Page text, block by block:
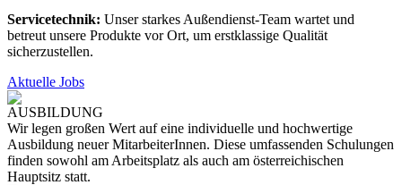
Servicetechnik: Unser starkes Außendienst-Team wartet und
betreut unsere Produkte vor Ort, um erstklassige Qualität
sicherzustellen.
Aktuelle Jobs
AUSBILDUNG
Wir legen großen Wert auf eine individuelle und hochwertige
Ausbildung neuer MitarbeiterInnen. Diese umfassenden Schulungen
finden sowohl am Arbeitsplatz als auch am österreichischen
Hauptsitz statt.